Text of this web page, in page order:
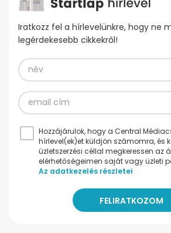
Iratkozz fel a hírlevelünkre, hogy ne
legérdekesebb cikkekről!
Hozzájárulok, hogy a Central
hírlevel(ek)et küldjön számomra, és
üzletszerzési céllal megkeressen
elérhetőségeimen saját vagy üzleti
Az adatkezelés részletei